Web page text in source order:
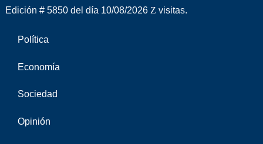
Edición # 5850 del día 10/08/2026 visitas.
Política
Economía
Sociedad
Opinión